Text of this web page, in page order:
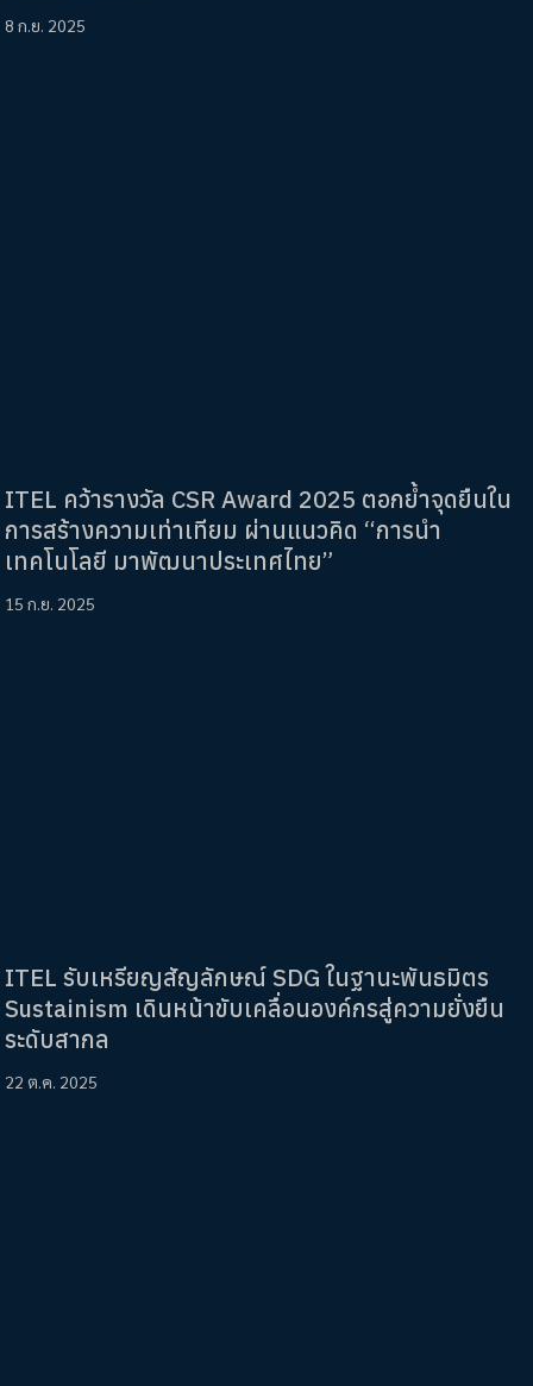
8 ก.ย. 2025
ITEL คว้ารางวัล CSR Award 2025 ตอกย้ำจุดยืนใน
การสร้างความเท่าเทียม ผ่านแนวคิด “การนำ
เทคโนโลยี มาพัฒนาประเทศไทย”
15 ก.ย. 2025
ITEL รับเหรียญสัญลักษณ์ SDG ในฐานะพันธมิตร
Sustainism เดินหน้าขับเคลื่อนองค์กรสู่ความยั่งยืน
ระดับสากล
22 ต.ค. 2025